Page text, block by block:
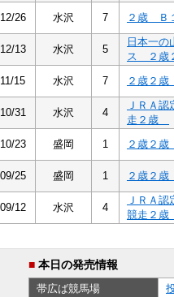
26 水沢 7 ２歳 Ｂ
13 水沢 5
日本一の
ス ２歳
15 水沢 7 ２歳２歳
31 水沢 4
ＪＲＡ
走２歳
23 盛岡 1 ２歳２歳
25 盛岡 1 ２歳２歳
12 水沢 4
ＪＲＡ
競走２
■ 本日の発売情報
帯広ば競馬場